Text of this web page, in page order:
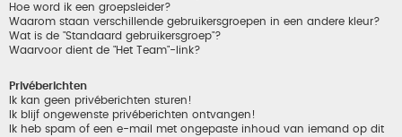
Hoe word ik een groepsleider?
Waarom staan verschillende gebruikersgroepen in een andere kleur?
Wat is de "Standaard gebruikersgroep"?
Waarvoor dient de "Het Team"-link?
Privéberichten
Ik kan geen privéberichten sturen!
Ik blijf ongewenste privéberichten ontvangen!
Ik heb spam of een e-mail met ongepaste inhoud van iemand op dit